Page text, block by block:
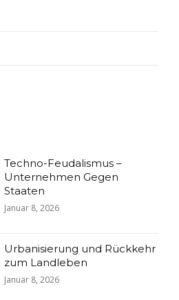
Techno-Feudalismus –
Unternehmen Gegen
Staaten
Januar 8, 2026
Urbanisierung und Rückkehr
zum Landleben
Januar 8, 2026